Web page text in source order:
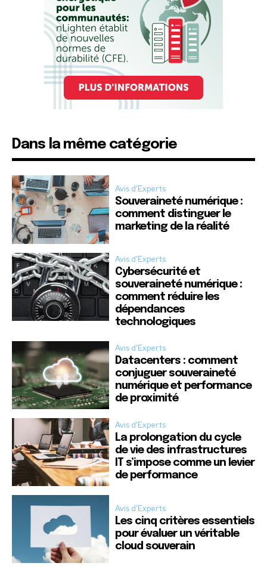
Dans la même catégorie
Avis d'Experts
Souveraineté numérique :
comment distinguer le
marketing de la réalité
Avis d'Experts
Cybersécurité et
souveraineté numérique :
comment réduire les
dépendances
technologiques
Avis d'Experts
Datacenters : comment
conjuguer souveraineté
numérique et performance
de proximité
Avis d'Experts
La prolongation du cycle
de vie des infrastructures
IT s’impose comme un levier
de performance
Avis d'Experts
Les cinq critères essentiels
pour évaluer un véritable
cloud souverain